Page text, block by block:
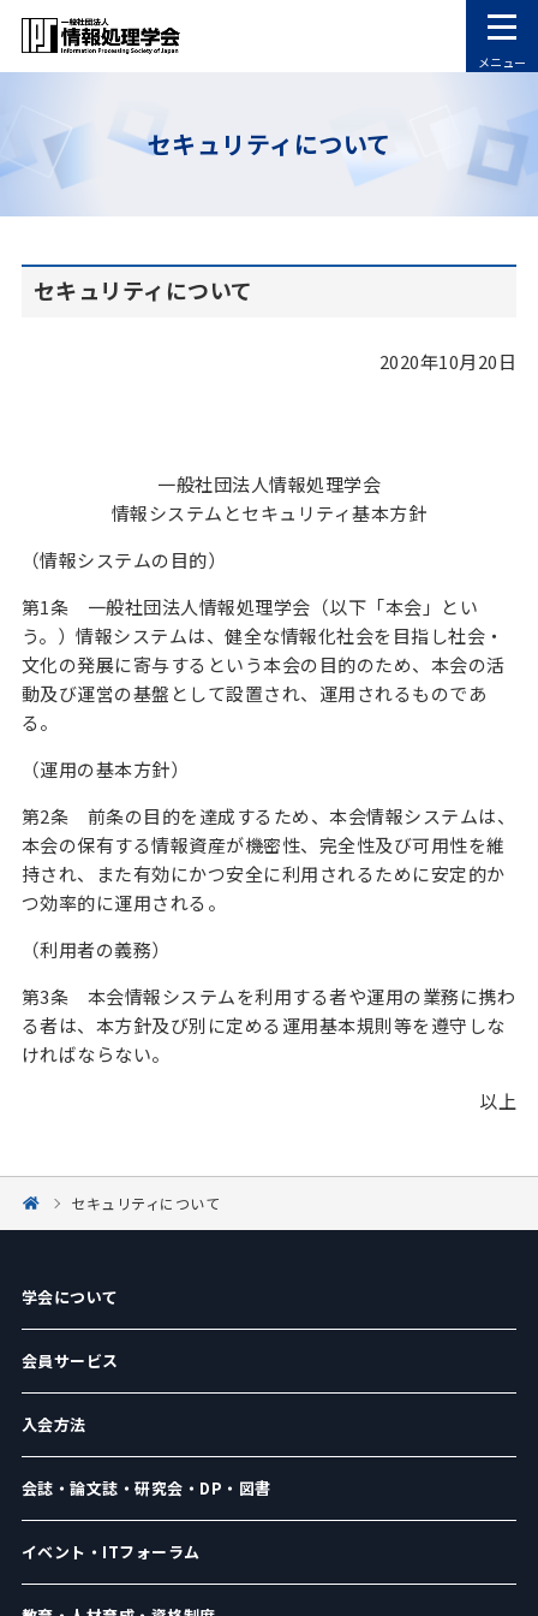
メニュー
セキュリティについて
セキュリティについて
2020年10月20日
一般社団法人情報処理学会
情報システムとセキュリティ基本方針
（情報システムの目的）
第1条 一般社団法人情報処理学会（以下「本会」とい
う。）情報システムは、健全な情報化社会を目指し社会・
文化の発展に寄与するという本会の目的のため、本会の活
動及び運営の基盤として設置され、運用されるものであ
る。
（運用の基本方針）
第2条 前条の目的を達成するため、本会情報システムは、
本会の保有する情報資産が機密性、完全性及び可用性を維
持され、また有効にかつ安全に利用されるために安定的か
つ効率的に運用される。
（利用者の義務）
第3条 本会情報システムを利用する者や運用の業務に携わ
る者は、本方針及び別に定める運用基本規則等を遵守しな
ければならない。
以上
セキュリティについて
学会について
会員サービス
入会方法
会誌・論文誌・研究会・DP・図書
イベント・ITフォーラム